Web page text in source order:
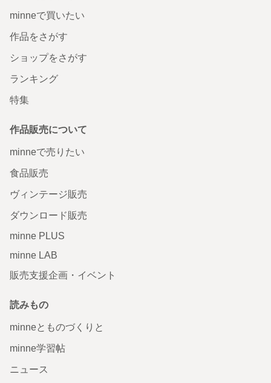
minneで買いたい
作品をさがす
ショップをさがす
ランキング
特集
作品販売について
minneで売りたい
食品販売
ヴィンテージ販売
ダウンロード販売
minne PLUS
minne LAB
販売支援企画・イベント
読みもの
minneとものづくりと
minne学習帖
ニュース